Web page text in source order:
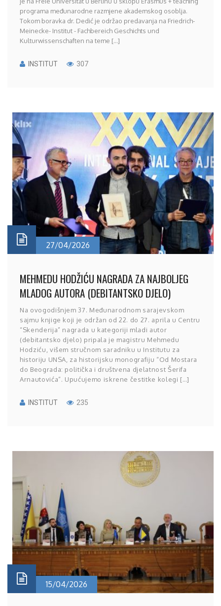
programa međunarodne razmjene akademskog osoblja.
Tokom boravka dr. Dedić je održao predavanja na Friedrich-
Meinecke- Institut - Fachbereich Geschichts und
Kulturwissenschaften na teme [...]
INSTITUT 307
27/04/2026
MEHMEDU HODŽIĆU NAGRADA ZA NAJBOLJEG
MLADOG AUTORA (DEBITANTSKO DJELO)
Na ovogodišnjem 37. Međunarodnom sarajevskom
sajmu knjige koji je održan od 22. do 27. aprila u Centru
“Skenderija” nagrada u kategoriji mladi autor
(debitantsko djelo) pripala je magistru Mehmedu
Hodziću, višem stručnom saradniku u Institutu za
historiju UNSA, za historijsku monografiju “Od Mostara
do Beograda: politička i društvena djelatnost Šerifa
Arnautovića”. Upućujemo iskrene čestitke kolegi […]
INSTITUT 235
15/04/2026